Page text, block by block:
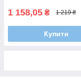
1 158,05 ₴ 1 219 ₴
Купити